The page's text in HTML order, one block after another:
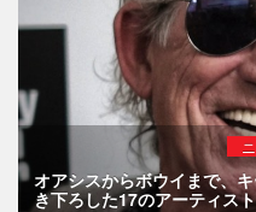
オアシスからボウイまで、
き下ろした17のアーティス